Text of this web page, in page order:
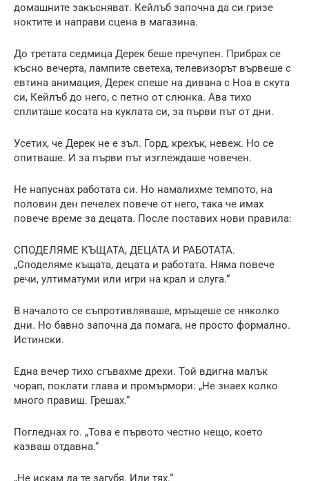
домашните закъсняват. Кейлъб започна да си гризе
ноктите и направи сцена в магазина.
До третата седмица Дерек беше пречупен. Прибрах се
късно вечерта, лампите светеха, телевизорът вървеше с
евтина анимация, Дерек спеше на дивана с Ноа в скута
си, Кейлъб до него, с петно от слюнка. Ава тихо
сплиташе косата на куклата си, за първи път от дни.
Усетих, че Дерек не е зъл. Горд, крехък, невеж. Но се
опитваше. И за първи път изглеждаше човечен.
Не напуснах работата си. Но намалихме темпото, на
половин ден печелех повече от него, така че имах
повече време за децата. После поставих нови правила:
СПОДЕЛЯМЕ КЪЩАТА, ДЕЦАТА И РАБОТАТА.
„Споделяме къщата, децата и работата. Няма повече
речи, ултиматуми или игри на крал и слуга.“
В началото се съпротивляваше, мръщеше се няколко
дни. Но бавно започна да помага, не просто формално.
Истински.
Една вечер тихо сгъвахме дрехи. Той вдигна малък
чорап, поклати глава и промърмори: „Не знаех колко
много правиш. Грешах.“
Погледнах го. „Това е първото честно нещо, което
казваш отдавна.“
„Не искам да те загубя. Или тях.“